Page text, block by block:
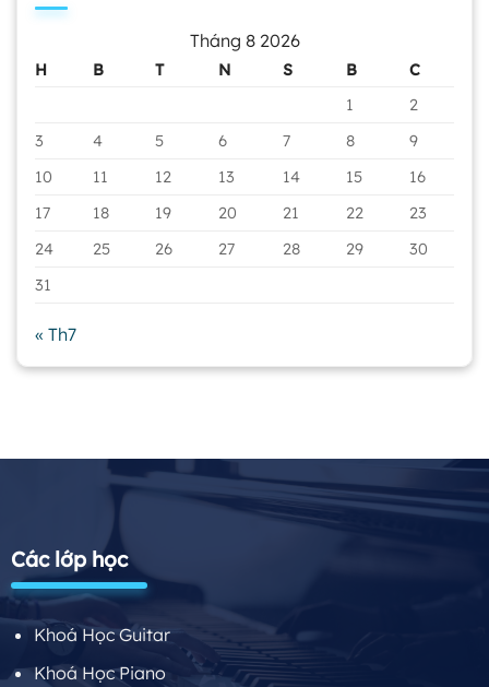
Tháng 8 2026
H B T N S B
C
1
2
3
4 5 6 7 8
9
10
11 12 13 14 15
16
17
18 19 20 21 22
23
24
25 26 27 28 29
30
31
« Th7
Các lớp học
Khoá Học Guitar
Khoá Học Piano